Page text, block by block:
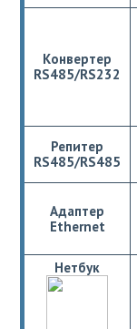
Конвертер
RS485/RS232
Репитер
RS485/RS485
Адаптер
Ethernet
Нетбук